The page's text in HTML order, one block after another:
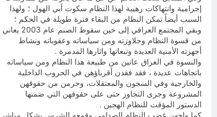
إجرامية وانتهاكات رهيبة لهذا النظام سكوت أبي الهول ؛ ولهذا
السبب أيضاً تمكن النظام من البقاء فترة طويلة في الحكم ؛
وبقي المجتمع العراقي إلى حين سقوط الصنم عام 2003 يعاني
من قسوة النظام وجلاوزته ومن سياساته وعقوباته ونشاط
أجهزته الأمنية العديدة وتبعاتها واثارها المدمرة .
والنسوة في العراق عانين من طبيعة هذا النظام ومن سياساته
باتجاهات عديدة ، فقد فقدن أقرباؤهن في الحروب الداخلية
والخارجية وفي السجون والمعتقلات، وحرمن من حقوقهن
المشروعة وجرى التجاوز حتى على حقوقهن التي ضمنها
الدستور المؤقت للنظام الهجين .